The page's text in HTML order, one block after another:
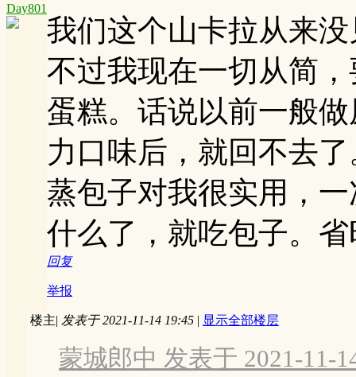
Day801
我们这个山卡拉从来
不过我现在一切从简
蛋糕。话说以前一般
力口味后，就回不去了
蒸包子对我很实用，
什么了，就吃包子。
回复
举报
楼主| 发表于 2021-11-14 19:45 | 显示全部楼层
蒙城郎中 发表于 2021-11-